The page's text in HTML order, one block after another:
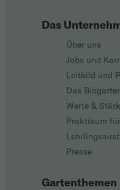
Das
Über uns
Jobs und
Leitbild und
Das
Werte &
Praktikum
Presse
Gartenthemen